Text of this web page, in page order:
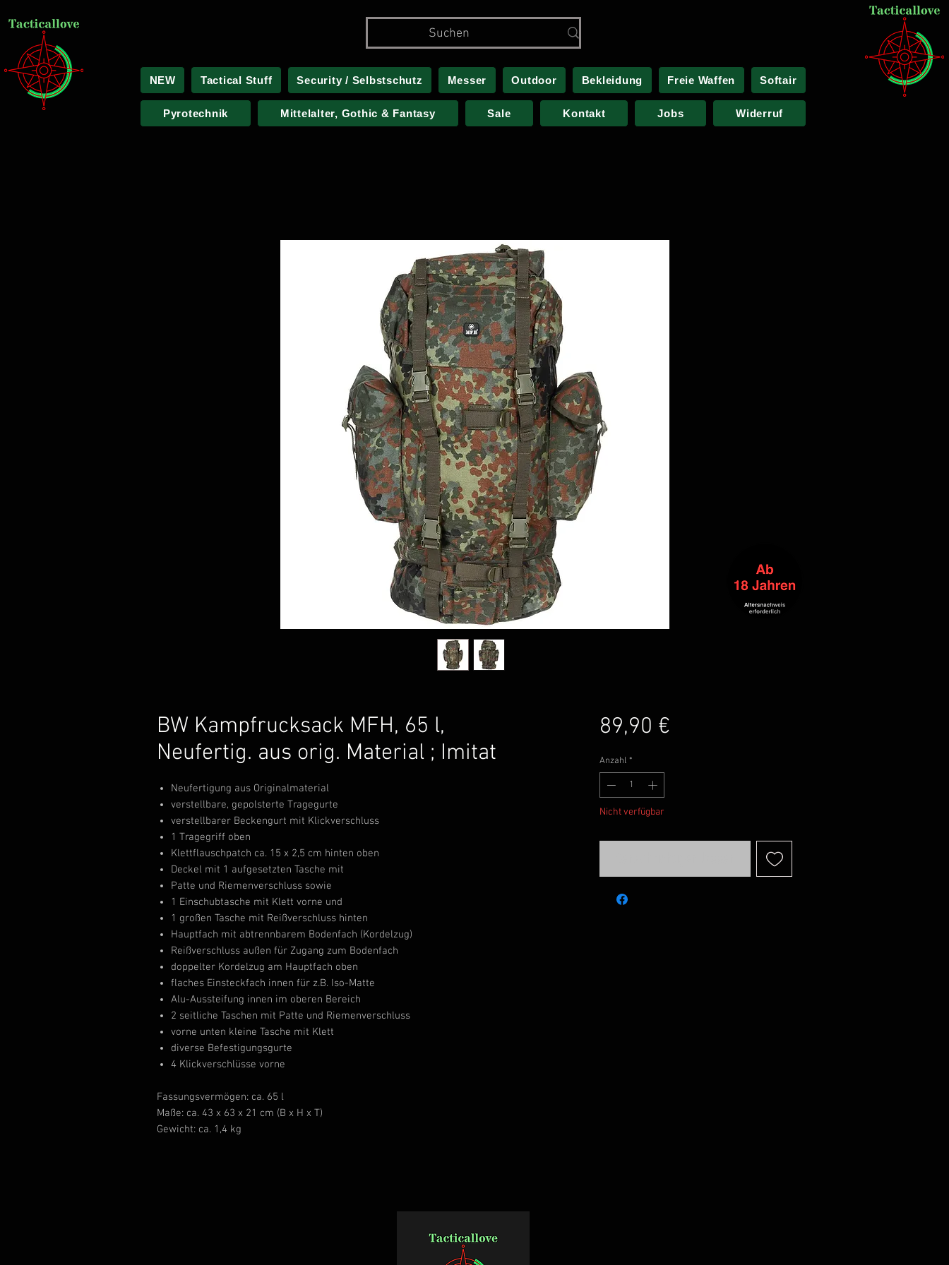
NEW Tactical Stuff Security / Selbstschutz Messer Outdoor Bekleidung Freie Waffen Softair
Pyrotechnik Mittelalter, Gothic & Fantasy Sale Kontakt Jobs Widerruf
BW Kampfrucksack MFH, 65 l,
Neufertig. aus orig. Material ; Imitat
Neufertigung aus Originalmaterial
verstellbare, gepolsterte Tragegurte
verstellbarer Beckengurt mit Klickverschluss
1 Tragegriff oben
Klettflauschpatch ca. 15 x 2,5 cm hinten oben
Deckel mit 1 aufgesetzten Tasche mit
Patte und Riemenverschluss sowie
1 Einschubtasche mit Klett vorne und
1 großen Tasche mit Reißverschluss hinten
Hauptfach mit abtrennbarem Bodenfach (Kordelzug)
Reißverschluss außen für Zugang zum Bodenfach
doppelter Kordelzug am Hauptfach oben
flaches Einsteckfach innen für z.B. Iso-Matte
Alu-Aussteifung innen im oberen Bereich
2 seitliche Taschen mit Patte und Riemenverschluss
vorne unten kleine Tasche mit Klett
diverse Befestigungsgurte
4 Klickverschlüsse vorne
Fassungsvermögen: ca. 65 l
Maße: ca. 43 x 63 x 21 cm (B x H x T)
Gewicht: ca. 1,4 kg
89,90 €Preis
Anzahl *
Nicht verfügbar